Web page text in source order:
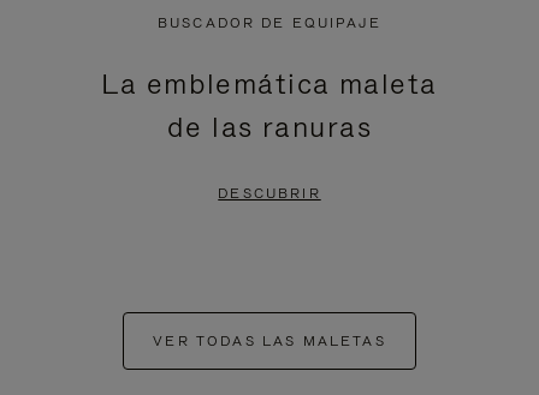
BUSCADOR DE EQUIPAJE
La emblemática maleta
de las ranuras
DESCUBRIR
VER TODAS LAS MALETAS